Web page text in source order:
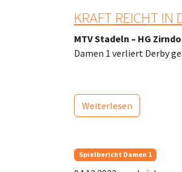
KRAFT REICHT IN
MTV Stadeln – HG
Damen 1 verliert Derby
Weiterlesen
Spielbericht Damen 1